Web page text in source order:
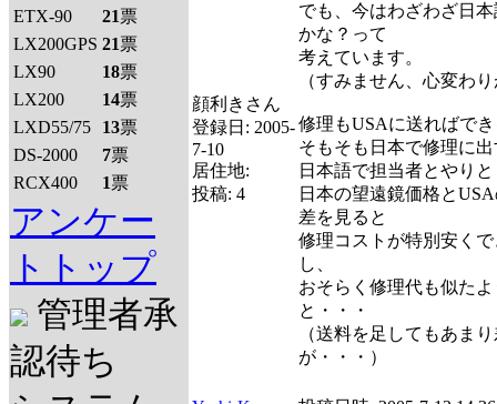
ETX-90
21票
LX200GPS 21票
LX90
18票
LX200
14票
LXD55/75
13票
DS-2000
7票
RCX400
1票
アンケー
トトップ
管理者承
認待ち
顔利きさん
登録日: 2005-
7-10
居住地:
投稿: 4
でも、今はわざわざ日
かな？って
考えています。
（すみません、心変わ
修理もUSAに送ればで
そもそも日本で修理に
日本語で担当者とやり
日本の望遠鏡価格と
差を見ると
修理コストが特別安く
し、
おそらく修理代も似た
と・・・
（送料を足してもあま
が・・・）